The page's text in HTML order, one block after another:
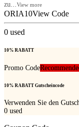
zu...View more
ORIA10View Code
0 used
10% RABATT
Promo Code
10% RABATT Gutscheincode
Verwenden Sie den
0 used